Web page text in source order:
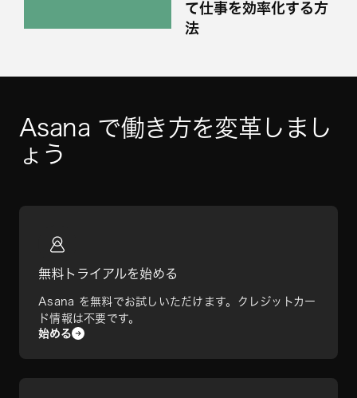
て仕事を効率化する方
法
Asana で働き方を変革しまし
ょう
無料トライアルを始める
Asana を無料でお試しいただけます。クレジットカー
ド情報は不要です。
始める